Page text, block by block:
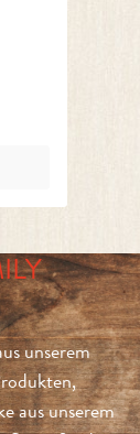
unserem
aus unserem